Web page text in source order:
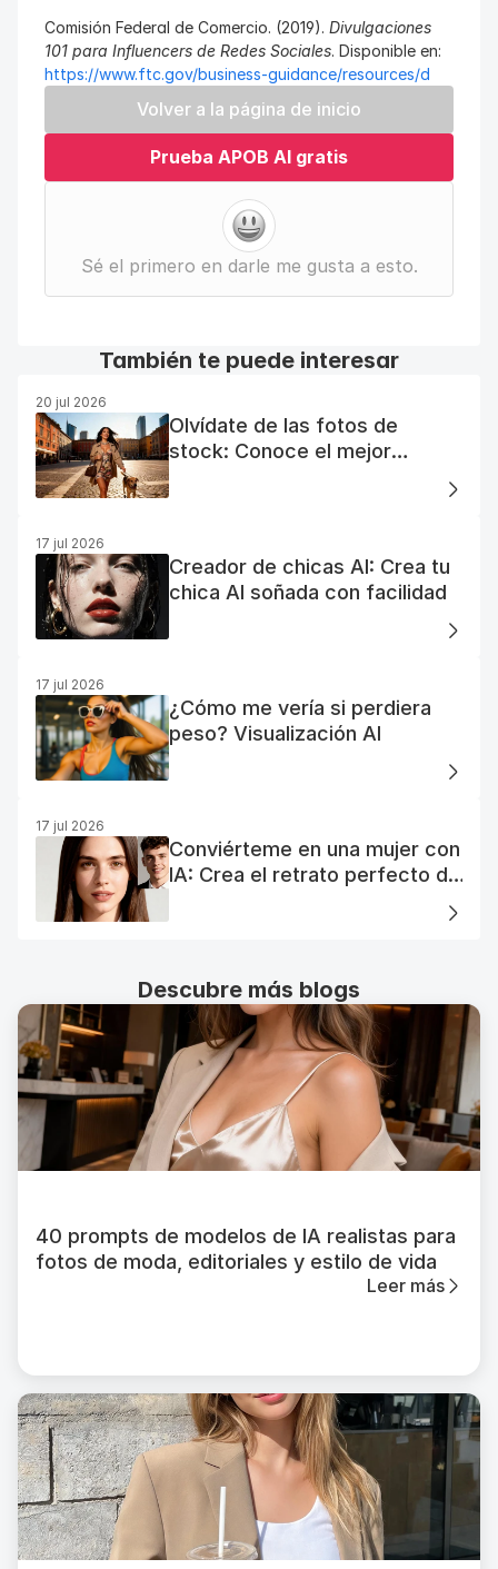
Comisión Federal de Comercio. (2019). Divulgaciones
101 para Influencers de Redes Sociales
https://www.ftc.gov/business-guidance/resources/d
Volver a la página de inicio
Prueba APOB AI gratis
Sé el primero en darle me gusta a esto.
También te puede interesar
20 jul 2026
Olvídate de las fotos de
stock: Conoce el mejor
generador de fotos AI gratuito
17 jul 2026
Creador de chicas AI: Crea tu
chica AI soñada con facilidad
17 jul 2026
¿Cómo me vería si perdiera
peso? Visualización AI
17 jul 2026
Conviérteme en una mujer con
IA: Crea el retrato perfecto de
Descubre más blogs
40 prompts de modelos de IA realistas para
fotos de moda, editoriales y estilo de vida
Leer más